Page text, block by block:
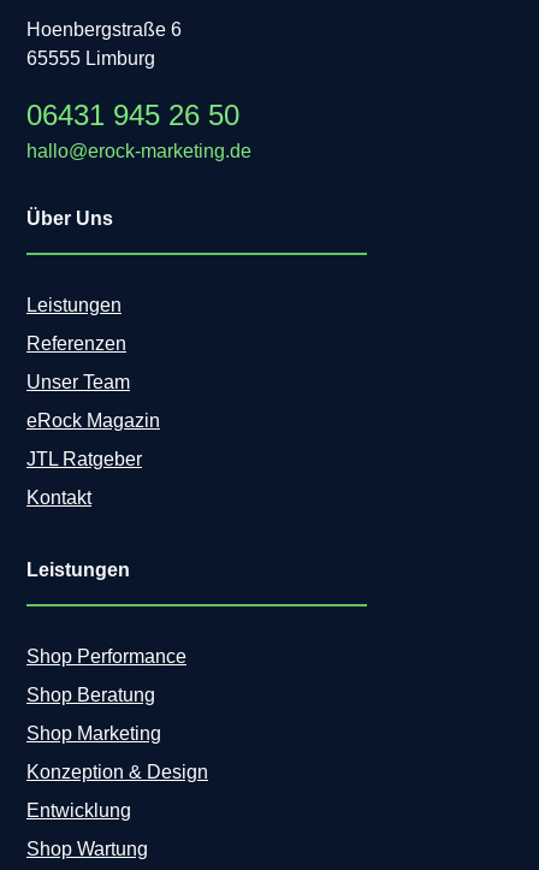
Hoenbergstraße 6
65555 Limburg
06431 945 26 50
hallo@erock-marketing.de
Über Uns
Leistungen
Referenzen
Unser Team
eRock Magazin
JTL Ratgeber
Kontakt
Leistungen
Shop Performance
Shop Beratung
Shop Marketing
Konzeption & Design
Entwicklung
Shop Wartung